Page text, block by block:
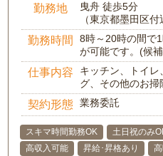
勤務地
曳舟 徒歩5分
（東京都墨田区付
勤務時間
8時～20時の間で
が可能です。(候
仕事内容
キッチン、トイ
グ、その他のお掃
契約形態 業務委託
スキマ時間勤務OK 土日祝のみ
高収入可能
昇給･昇格あり